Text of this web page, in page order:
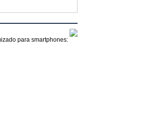
para smartphones: